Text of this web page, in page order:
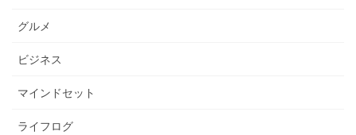
グルメ
ビジネス
マインドセット
ライフログ